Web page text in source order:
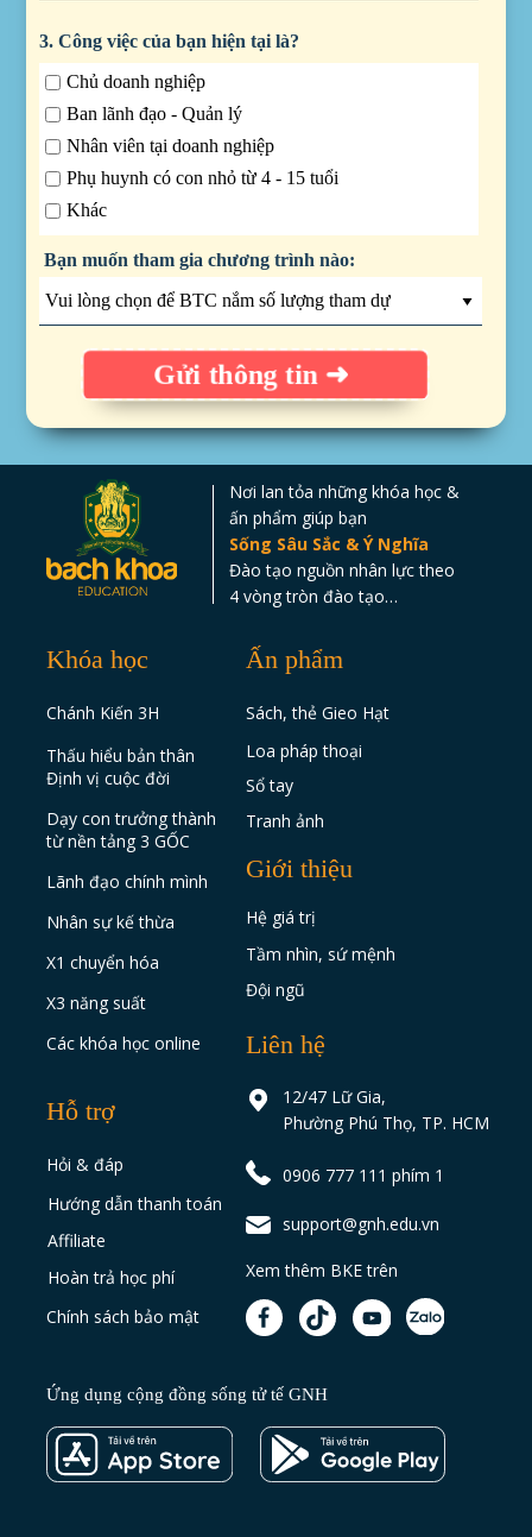
Gửi thông tin ➜
Chủ doanh nghiệp
Ban lãnh đạo - Quản lý
Nhân viên tại doanh nghiệp
Phụ huynh có con nhỏ từ 4 - 15 tuổi
Khác
Bạn muốn tham gia chương trình nào:
3. Công việc của bạn hiện tại là?
Giới thiệu
Hệ giá trị
Tầm nhìn, sứ mệnh
Đội ngũ
Tranh ảnh
Ấn phẩm
Sách, thẻ Gieo Hạt
Loa pháp thoại
Sổ tay
Liên hệ
12/47 Lữ Gia,
Phường Phú Thọ, TP. HCM
0906 777 111 phím 1
support@gnh.edu.vn
Lãnh đạo chính mình
Khóa học
Chánh Kiến 3H
Thấu hiểu bản thân
Định vị cuộc đời
Dạy con trưởng thành
từ nền tảng 3 GỐC
Nhân sự kế thừa
X3 năng suất
Các khóa học online
X1 chuyển hóa
Ứng dụng cộng đồng sống tử tế GNH
Nơi lan tỏa những khóa học &
ấn phẩm giúp bạn
Sống Sâu Sắc & Ý Nghĩa
Đào tạo nguồn nhân lực theo
4 vòng tròn đào tạo…
Hỗ trợ
Hỏi & đáp
Hoàn trả học phí
Affiliate
Chính sách bảo mật
Hướng dẫn thanh toán
Xem thêm BKE trên